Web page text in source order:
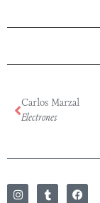
Carlos Marzal
Electrones